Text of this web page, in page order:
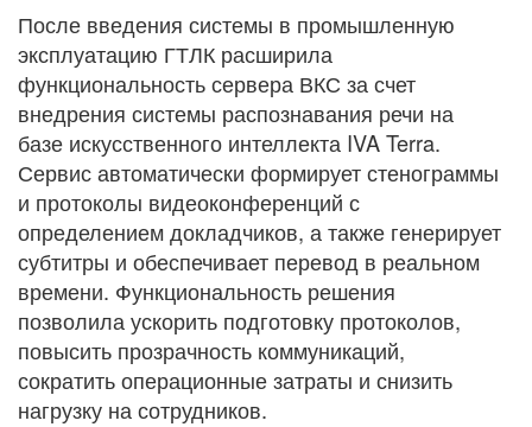
После введения системы в промышленную
эксплуатацию ГТЛК расширила
функциональность сервера ВКС за счет
внедрения системы распознавания речи на
базе искусственного интеллекта IVA Terra.
Сервис автоматически формирует стенограммы
и протоколы видеоконференций с
определением докладчиков, а также генерирует
субтитры и обеспечивает перевод в реальном
времени. Функциональность решения
позволила ускорить подготовку протоколов,
повысить прозрачность коммуникаций,
сократить операционные затраты и снизить
нагрузку на сотрудников.